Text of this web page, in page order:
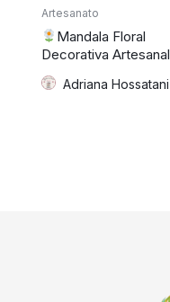
Artesanato
Mandala Floral
Decorativa Artesanal
Adriana Hossatani